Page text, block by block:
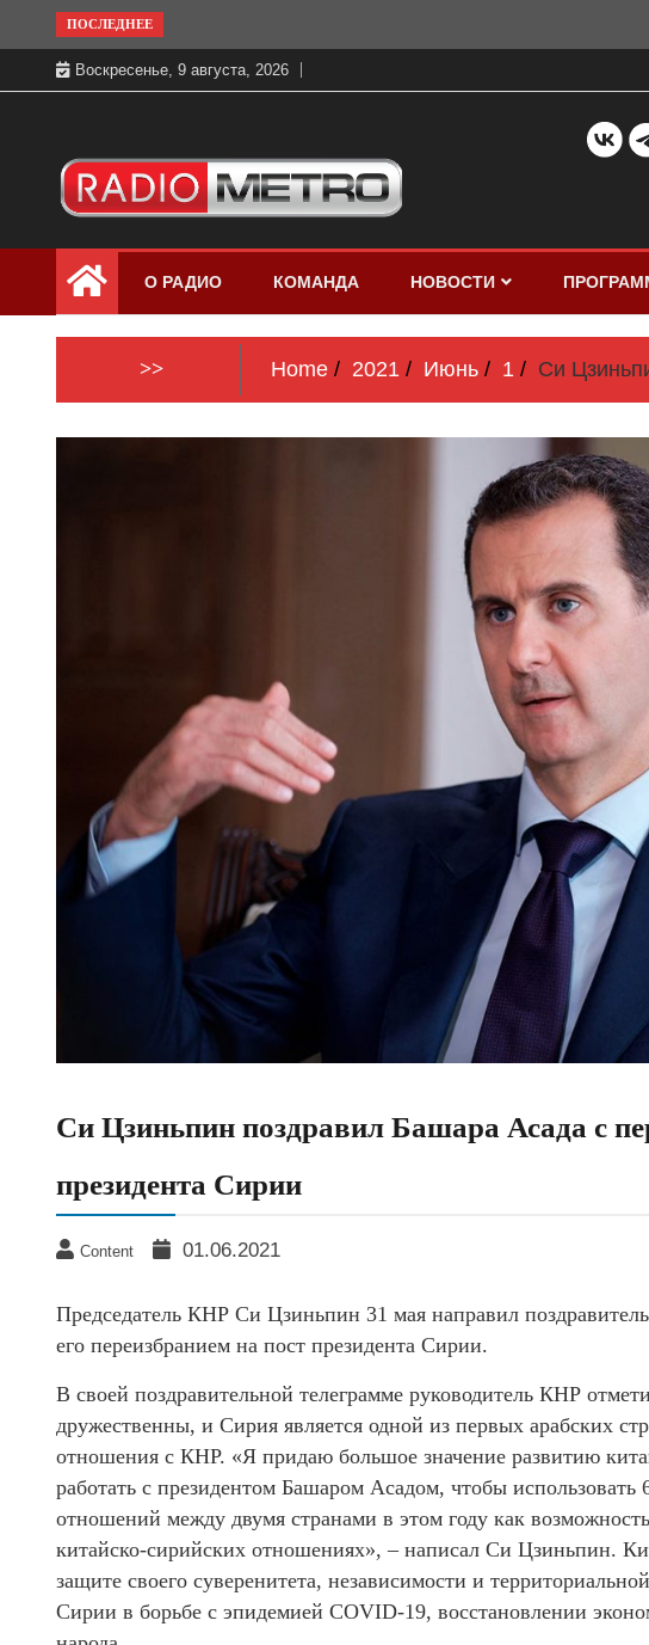
to
content
ПОСЛЕДНЕЕ
Воскресенье, 9 августа, 2026
Радио МЕТРО
бесплатно в хорошем качестве Санкт-
Петербург и Россия
О РАДИО КОМАНДА НОВОСТИ
>> Home 2021 Июнь 1 Си
Си Цзиньпин поздравил Башара Асада с
президента Сирии
Content 01.06.2021
Председатель КНР Си Цзиньпин 31 мая направил
его переизбранием на пост президента Сирии.
В своей поздравительной телеграмме руководитель КНР
дружественны, и Сирия является одной из первых арабских
отношения с КНР. «Я придаю большое значение развитию
работать с президентом Башаром Асадом, чтобы использовать
отношений между двумя странами в этом году как
китайско-сирийских отношениях», – написал Си Цзиньпин.
защите своего суверенитета, независимости и
Сирии в борьбе с эпидемией COVID-19, восстановлении